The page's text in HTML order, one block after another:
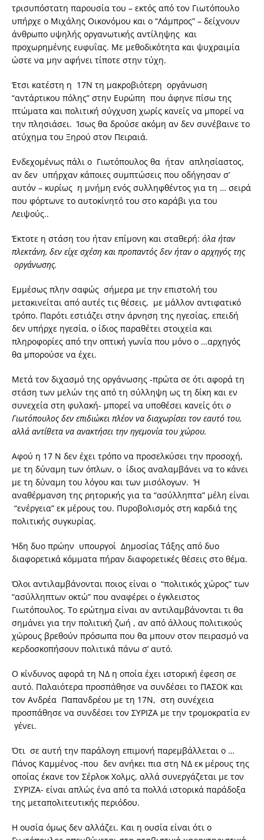
τρισυπόστατη παρουσία του – εκτός από τον Γιωτόπουλο
υπήρχε ο Μιχάλης Οικονόμου και ο “Λάμπρος” – δείχνουν
άνθρωπο υψηλής οργανωτικής αντίληψης και
προχωρημένης ευφυΐας. Με μεθοδικότητα και ψυχραιμία
ώστε να μην αφήνει τίποτε στην τύχη.
Έτσι κατέστη η 17Ν τη μακροβιότερη οργάνωση
“αντάρτικου πόλης” στην Ευρώπη που άφηνε πίσω της
πτώματα και πολιτική σύγχυση χωρίς κανείς να μπορεί να
την πλησιάσει. Ίσως θα δρούσε ακόμη αν δεν συνέβαινε το
ατύχημα του Ξηρού στον Πειραιά.
Ενδεχομένως πάλι ο Γιωτόπουλος θα ήταν απλησίαστος,
αν δεν υπήρχαν κάποιες συμπτώσεις που οδήγησαν σ’
αυτόν – κυρίως η μνήμη ενός συλληφθέντος για τη … σειρά
που φόρτωνε το αυτοκίνητό του στο καράβι για του
Λειψούς..
Έκτοτε η στάση του ήταν επίμονη και σταθερή: όλα ήταν
πλεκτάνη, δεν είχε σχέση και προπαντός δεν ήταν ο αρχηγός της
οργάνωσης.
Εμμέσως πλην σαφώς σήμερα με την επιστολή του
μετακινείται από αυτές τις θέσεις, με μάλλον αντιφατικό
τρόπο. Παρότι εστιάζει στην άρνηση της ηγεσίας, επειδή
δεν υπήρχε ηγεσία, ο ίδιος παραθέτει στοιχεία και
πληροφορίες από την οπτική γωνία που μόνο ο …αρχηγός
θα μπορούσε να έχει.
Μετά τον διχασμό της οργάνωσης -πρώτα σε ότι αφορά τη
στάση των μελών της από τη σύλληψη ως τη δίκη και εν
συνεχεία στη φυλακή- μπορεί να υποθέσει κανείς ότι ο
Γιωτόπουλος δεν επιδιώκει πλέον να διαχωρίσει τον εαυτό του,
αλλά αντίθετα να ανακτήσει την ηγεμονία του χώρου.
Αφού η 17 Ν δεν έχει τρόπο να προσελκύσει την προσοχή,
με τη δύναμη των όπλων, ο ίδιος αναλαμβάνει να το κάνει
με τη δύναμη του λόγου και των μισόλογων. Ή
αναθέρμανση της ρητορικής για τα “ασύλληπτα” μέλη είναι
“ενέργεια” εκ μέρους του. Πυροβολισμός στη καρδιά της
πολιτικής συγκυρίας.
Ήδη δυο πρώην υπουργοί Δημοσίας Τάξης από δυο
διαφορετικά κόμματα πήραν διαφορετικές θέσεις στο θέμα.
Όλοι αντιλαμβάνονται ποιος είναι ο “πολιτικός χώρος” των
“ασύλληπτων οκτώ” που αναφέρει ο έγκλειστος
Γιωτόπουλος. Το ερώτημα είναι αν αντιλαμβάνονται τι θα
σημάνει για την πολιτική ζωή , αν από άλλους πολιτικούς
χώρους βρεθούν πρόσωπα που θα μπουν στον πειρασμό να
κερδοσκοπήσουν πολιτικά πάνω σ’ αυτό.
Ο κίνδυνος αφορά τη ΝΔ η οποία έχει ιστορική έφεση σε
αυτό. Παλαιότερα προσπάθησε να συνδέσει το ΠΑΣΟΚ και
τον Ανδρέα Παπανδρέου με τη 17Ν, στη συνέχεια
προσπάθησε να συνδέσει τον ΣΥΡΙΖΑ με την τρομοκρατία εν
γένει.
Ότι σε αυτή την παράλογη επιμονή παρεμβάλλεται ο …
Πάνος Καμμένος -που δεν ανήκει πια στη ΝΔ εκ μέρους της
οποίας έκανε τον Σέρλοκ Χολμς, αλλά συνεργάζεται με τον
ΣΥΡΙΖΑ- είναι απλώς ένα από τα πολλά ιστορικά παράδοξα
της μεταπολιτευτικής περιόδου.
Η ουσία όμως δεν αλλάζει. Και η ουσία είναι ότι ο